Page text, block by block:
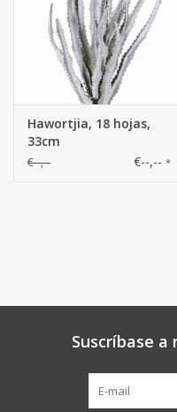
Hawortjia, 18 hojas,
33cm
€--,-- €--,-- *
Suscríbase